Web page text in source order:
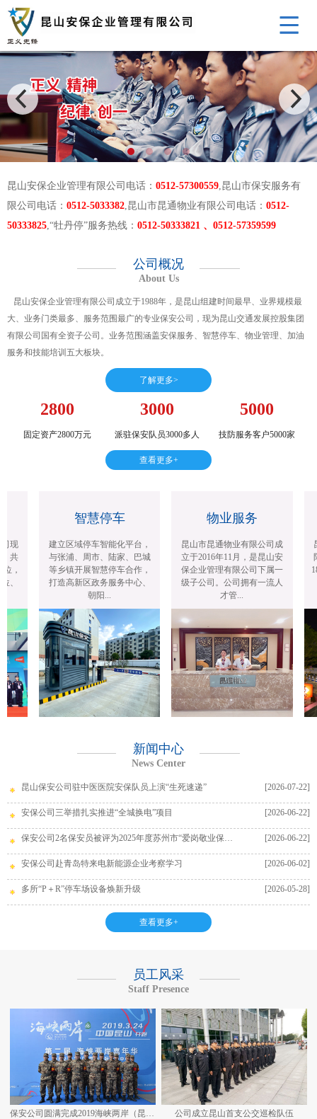
昆山安保企业管理有限公司电话： 0512-57300559,昆山市保安服务有
限公司电话： 0512-5033382,昆山市昆通物业有限公司电话： 0512-
50333825,“牡丹停”服务热线： 0512-50333821 、0512-57359599
公司概况
About Us
昆山安保企业管理有限公司成立于1988年，是昆山组建时间最早、业界规模最
大、业务门类最多、服务范围最广的专业保安公司，现为昆山交通发展控股集团
有限公司国有全资子公司。业务范围涵盖安保服务、智慧停车、物业管理、加油
服务和技能培训五大板块。
了解更多>
2800
固定资产2800万元
3000
派驻保安队员3000多人
5000
技防服务客户5000家
查看更多+
现
共
，
、
智慧停车
建立区域停车智能化平台，
与张浦、周市、陆家、巴城
等乡镇开展智慧停车合作，
打造高新区政务服务中心、
朝阳...
物业服务
昆山市昆通物业有限公司成
立于2016年11月，是昆山安
保企业管理有限公司下属一
级子公司。公司拥有一流人
才管...
新闻中心
News Center
昆山保安公司驻中医医院安保队员上演“生死速递” [2026-07-22]
安保公司三举措扎实推进“全城换电”项目 [2026-06-22]
保安公司2名保安员被评为2025年度苏州市“爱岗敬业保安员” [2026-06-22]
安保公司赴青岛特来电新能源企业考察学习 [2026-06-02]
多所“P＋R”停车场设备焕新升级 [2026-05-28]
查看更多+
员工风采
Staff Presence
公司成立昆山首支公交巡检队伍